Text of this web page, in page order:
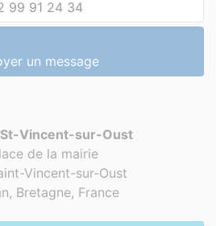
99 91 24 34
un message
Vincent-sur-Oust
de la mairie
Vincent-sur-Oust
Bretagne, France